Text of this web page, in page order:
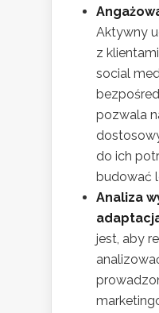
Aktywny
z
social
pozwala
do ich
budować
Analiza
jest, aby